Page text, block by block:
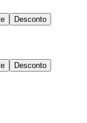
Desconto
Desconto